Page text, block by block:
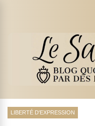
LIBERTÉ D'EXPRESSION